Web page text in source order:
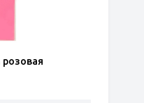
розовая